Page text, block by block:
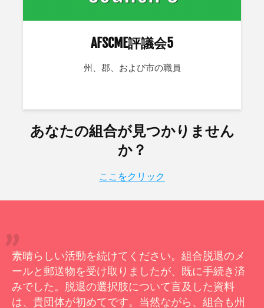
AFSCME評議会5
州、郡、および市の職員
あなたの組合が見つかりません
か？
ここをクリック
素晴らしい活動を続けてください。組合脱退のメ
ールと郵送物を受け取りましたが、既に手続き済
みでした。脱退の選択肢について言及した資料
は、貴団体が初めてです。当然ながら、組合も州